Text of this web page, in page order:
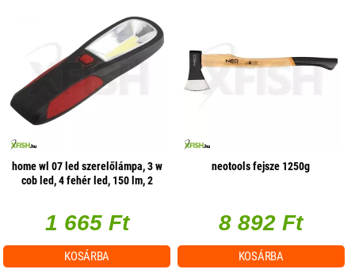
home wl 07 led szerelőlámpa, 3 w
cob led, 4 fehér led, 150 lm, 2
1 665 Ft
KOSÁRBA
neotools fejsze 1250g
8 892 Ft
KOSÁRBA